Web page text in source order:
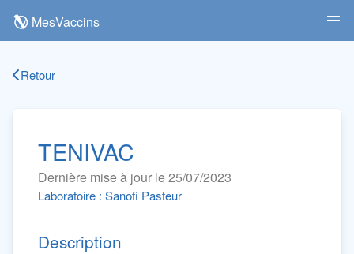
MesVaccins
Retour
TENIVAC
Dernière mise à jour le 25/07/2023
Laboratoire : Sanofi Pasteur
Description